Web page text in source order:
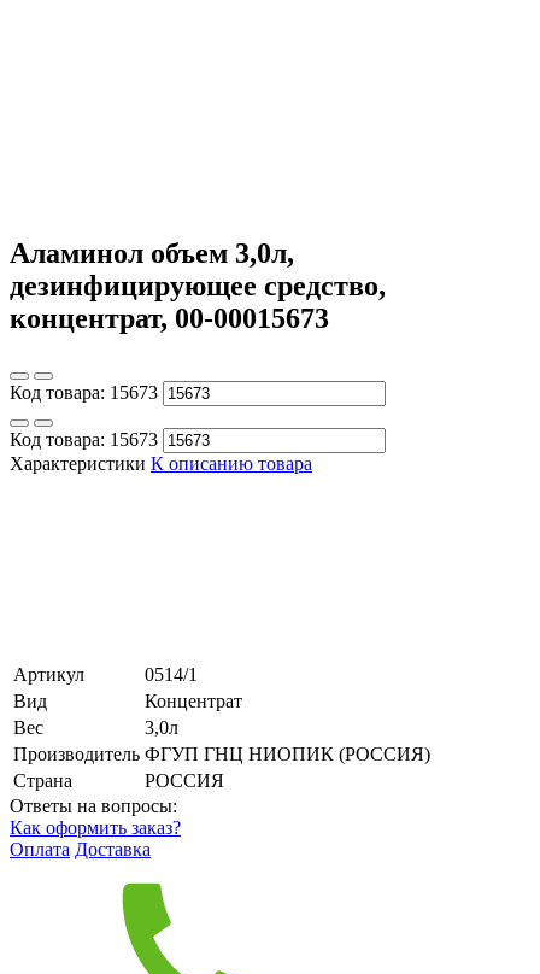
Аламинол объем 3,0л,
дезинфицирующее средство,
концентрат, 00-00015673
Код товара: 15673
Код товара: 15673
Характеристики К описанию товара
Артикул
0514/1
Вид
Концентрат
Вес
3,0л
Производитель ФГУП ГНЦ НИОПИК (РОССИЯ)
Страна
РОССИЯ
Ответы на вопросы:
Как оформить заказ?
Оплата Доставка